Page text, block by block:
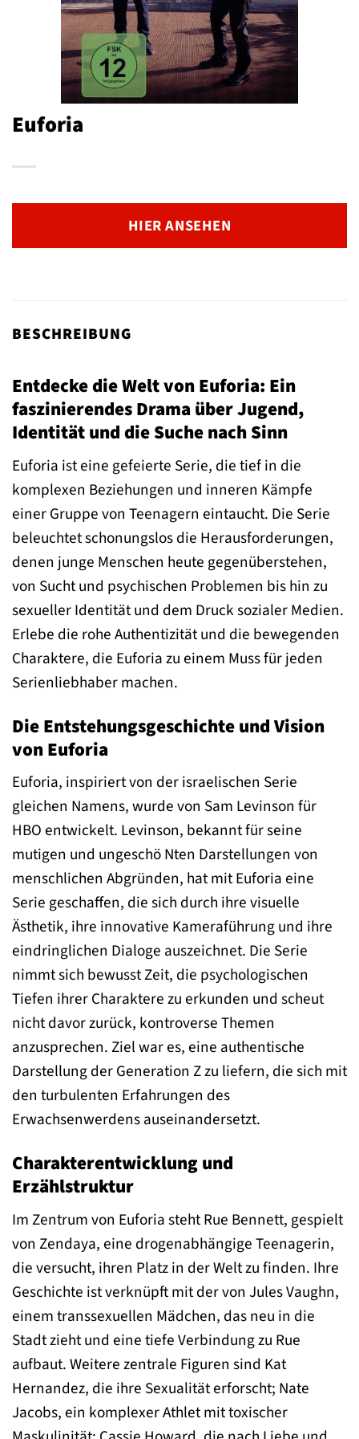
Euforia
HIER ANSEHEN
BESCHREIBUNG
Entdecke die Welt von Euforia: Ein
faszinierendes Drama über Jugend,
Identität und die Suche nach Sinn
Euforia ist eine gefeierte Serie, die tief in die
komplexen Beziehungen und inneren Kämpfe
einer Gruppe von Teenagern eintaucht. Die Serie
beleuchtet schonungslos die Herausforderungen,
denen junge Menschen heute gegenüberstehen,
von Sucht und psychischen Problemen bis hin zu
sexueller Identität und dem Druck sozialer Medien.
Erlebe die rohe Authentizität und die bewegenden
Charaktere, die Euforia zu einem Muss für jeden
Serienliebhaber machen.
Die Entstehungsgeschichte und Vision
von Euforia
Euforia, inspiriert von der israelischen Serie
gleichen Namens, wurde von Sam Levinson für
HBO entwickelt. Levinson, bekannt für seine
mutigen und ungeschö Nten Darstellungen von
menschlichen Abgründen, hat mit Euforia eine
Serie geschaffen, die sich durch ihre visuelle
Ästhetik, ihre innovative Kameraführung und ihre
eindringlichen Dialoge auszeichnet. Die Serie
nimmt sich bewusst Zeit, die psychologischen
Tiefen ihrer Charaktere zu erkunden und scheut
nicht davor zurück, kontroverse Themen
anzusprechen. Ziel war es, eine authentische
Darstellung der Generation Z zu liefern, die sich mit
den turbulenten Erfahrungen des
Erwachsenwerdens auseinandersetzt.
Charakterentwicklung und
Erzählstruktur
Im Zentrum von Euforia steht Rue Bennett, gespielt
von Zendaya, eine drogenabhängige Teenagerin,
die versucht, ihren Platz in der Welt zu finden. Ihre
Geschichte ist verknüpft mit der von Jules Vaughn,
einem transsexuellen Mädchen, das neu in die
Stadt zieht und eine tiefe Verbindung zu Rue
aufbaut. Weitere zentrale Figuren sind Kat
Hernandez, die ihre Sexualität erforscht; Nate
Jacobs, ein komplexer Athlet mit toxischer